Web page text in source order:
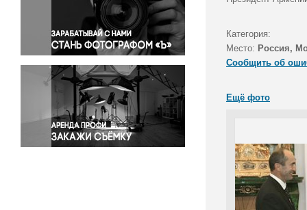
Правосудие
Происшествия и конфликты
Религия
Светская жизнь
Спорт
Экология
Экономика и бизнес
Категория:
Место: Россия,
Сообщить об
Ещё фото